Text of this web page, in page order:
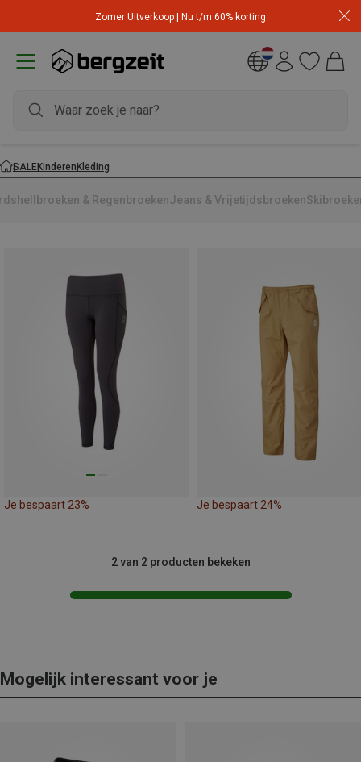
Zomer Uitverkoop | Nu t/m 60% korting
SALEKinderenKleding
& RegenbroekenJeans & Vrijetijdsbroeken
Je bespaart 23% Je bespaart 24%
2 van 2 producten bekeken
Mogelijk interessant voor je